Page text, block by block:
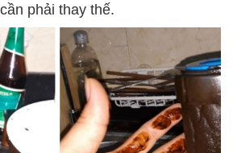
phải thay thế.